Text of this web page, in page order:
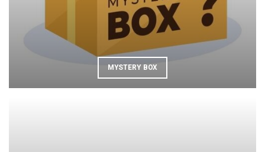
MYSTERY BOX